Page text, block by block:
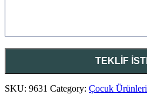
SKU: 9631 Category: Çocuk Ürünleri